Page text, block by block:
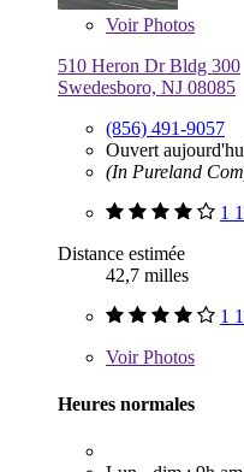
VoirPhotos
510 Heron Dr Bldg 300
Swedesboro, NJ 08085
(856) 491-9057
Ouvert
(In Pureland
1
Distance estimée
42,7 milles
1
VoirPhotos
Heures normales